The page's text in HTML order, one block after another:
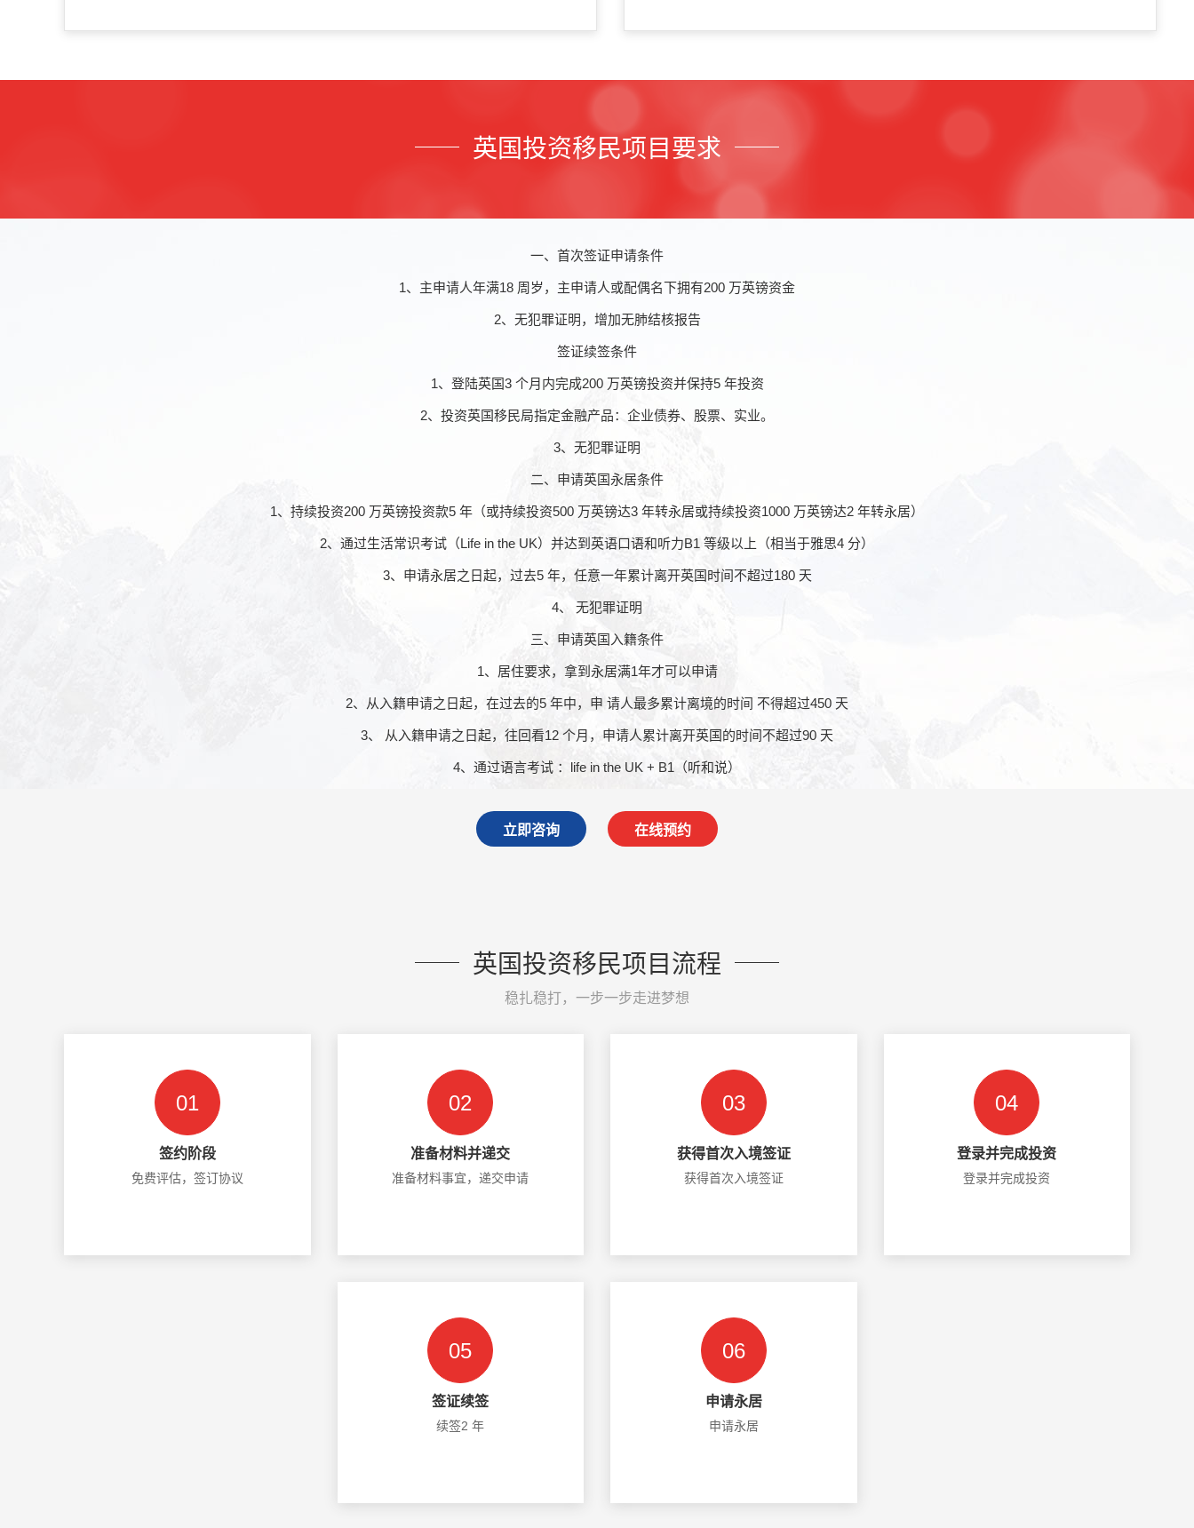
英国投资移民项目要求
一、首次签证申请条件
1、主申请人年满18 周岁，主申请人或配偶名下拥有200 万英镑资金
2、无犯罪证明，增加无肺结核报告
签证续签条件
1、登陆英国3 个月内完成200 万英镑投资并保持5 年投资
2、投资英国移民局指定金融产品：企业债券、股票、实业。
3、无犯罪证明
二、申请英国永居条件
1、持续投资200 万英镑投资款5 年（或持续投资500 万英镑达3 年转永居或持续投资1000 万英镑达2 年转永居）
2、通过生活常识考试（Life in the UK）并达到英语口语和听力B1 等级以上（相当于雅思4 分）
3、申请永居之日起，过去5 年，任意一年累计离开英国时间不超过180 天
4、 无犯罪证明
三、申请英国入籍条件
1、居住要求，拿到永居满1年才可以申请
2、从入籍申请之日起，在过去的5 年中，申 请人最多累计离境的时间 不得超过450 天
3、 从入籍申请之日起，往回看12 个月，申请人累计离开英国的时间不超过90 天
4、通过语言考试 ：life in the UK + B1（听和说）
立即咨询 在线预约
英国投资移民项目流程
稳扎稳打，一步一步走进梦想
01
签约阶段
免费评估，签订协议
02
准备材料并递交
准备材料事宜，递交申请
03
获得首次入境签证
获得首次入境签证
04
登录并完成投资
登录并完成投资
05
签证续签
续签2 年
06
申请永居
申请永居